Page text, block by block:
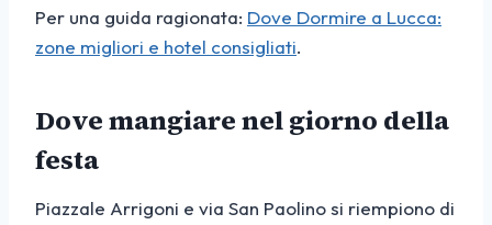
Per una guida ragionata: Dove Dormire a Lucca:
zone migliori e hotel consigliati.
Dove mangiare nel giorno della
festa
Piazzale Arrigoni e via San Paolino si riempiono di